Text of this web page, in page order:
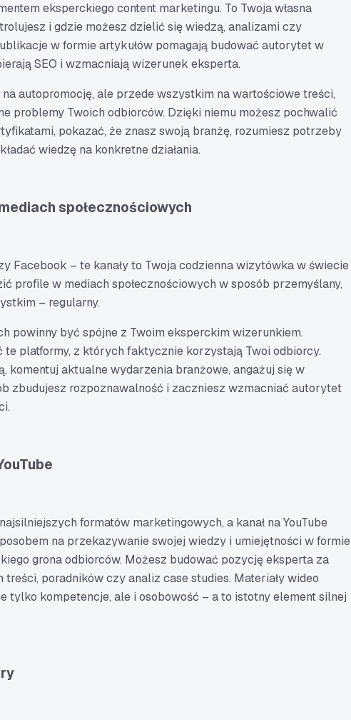
eksperckiego content marketingu. To Twoja własna
i gdzie możesz dzielić się wiedzą, analizami czy
w formie artykułów pomagają budować autorytet w
SEO i wzmacniają wizerunek eksperta.
autopromocję, ale przede wszystkim na wartościowe treści,
problemy Twoich odbiorców. Dzięki niemu możesz pochwalić
pokazać, że znasz swoją branżę, rozumiesz potrzeby
wiedzę na konkretne działania.
społecznościowych
Facebook – te kanały to Twoja codzienna wizytówka w świecie
profile w mediach społecznościowych w sposób przemyślany,
– regularny.
powinny być spójne z Twoim eksperckim wizerunkiem.
te platformy, z których faktycznie korzystają Twoi odbiorcy.
komentuj aktualne wydarzenia branżowe, angażuj się w
zbudujesz rozpoznawalność i zaczniesz wzmacniać autorytet
formatów marketingowych, a kanał na YouTube
na przekazywanie swojej wiedzy i umiejętności w formie
grona odbiorców. Możesz budować pozycję eksperta za
treści, poradników czy analiz case studies. Materiały wideo
tylko kompetencje, ale i osobowość – a to istotny element silnej